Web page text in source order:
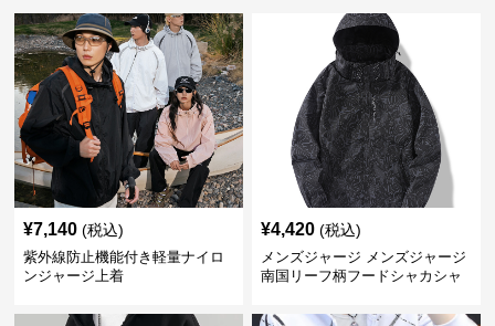
¥7,140 (税込)
紫外線防止機能付き軽量ナイロ
ンジャージ上着
¥4,420 (税込)
メンズジャージ メンズジャージ
南国リーフ柄フードシャカシャ